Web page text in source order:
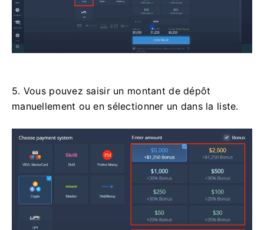
5. Vous pouvez saisir un montant de dépôt
manuellement ou en sélectionner un dans la liste.